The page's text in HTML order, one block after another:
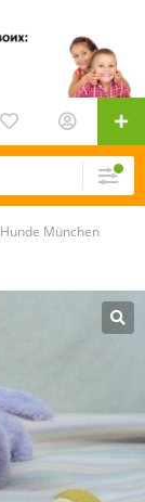
Hunde München